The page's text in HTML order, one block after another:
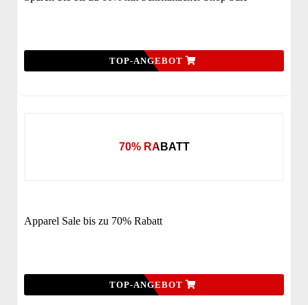
TOP-ANGEBOT
70% RABATT
Apparel Sale bis zu 70% Rabatt
TOP-ANGEBOT